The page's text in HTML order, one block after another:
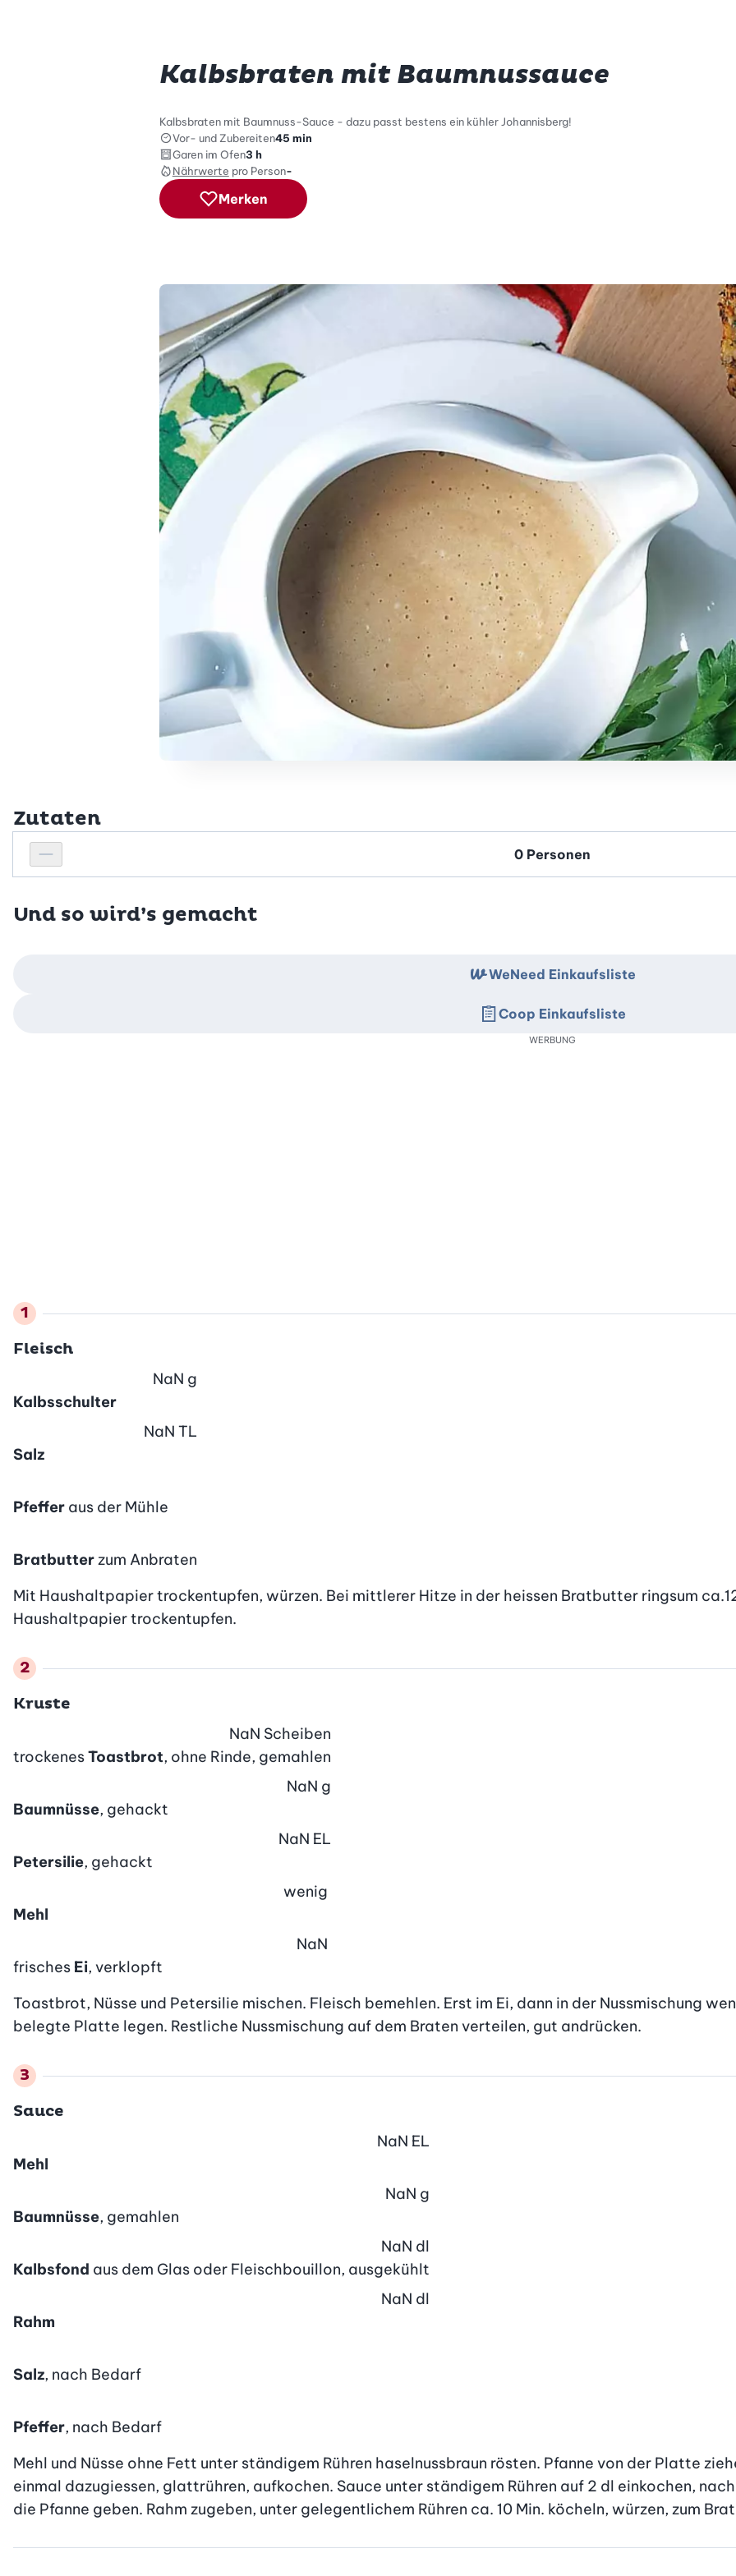
Kalbsbraten mit Baumnussauce
Kalbsbraten mit Baumnuss-Sauce - dazu passt bestens ein kühler Johannisberg!
Vor- und Zubereiten45 min
Garen im Ofen3 h
Nährwerte pro Person-
Merken
Zutaten
Personenanzahl verringern
Personenanzahl
Und so wird’s gemacht
Fleisch
Kalbsschulter
NaN g
Salz
NaN TL
Pfeffer aus der Mühle
Bratbutterzum Anbraten
Mit Haushaltpapier trockentupfen, würzen. Bei mittlerer Hitze in der heissen Bratbutter ringsum
Haushaltpapier trockentupfen.
Kruste
trockenesToastbrot, ohne Rinde, gemahlen
NaN Scheiben
Baumnüsse, gehackt
NaN g
Petersilie, gehackt
NaN EL
Mehl
wenig
frisches Ei, verklopft
NaN
Toastbrot, Nüsse und Petersilie mischen. Fleisch bemehlen. Erst im Ei, dann in der Nussmischung
belegte Platte legen. Restliche Nussmischung auf dem Braten verteilen, gut andrücken.
Sauce
Mehl
NaN EL
Baumnüsse, gemahlen
NaN g
Kalbsfond aus dem Glas oder Fleischbouillon, ausgekühlt
NaN dl
Rahm
NaN dl
Salz, nach Bedarf
Pfeffer, nach Bedarf
Mehl und Nüsse ohne Fett unter ständigem Rühren haselnussbraun rösten. Pfanne von der Platte
einmal dazugiessen, glattrühren, aufkochen. Sauce unter ständigem Rühren auf 2 dl einkochen,
die Pfanne geben. Rahm zugeben, unter gelegentlichem Rühren ca. 10 Min. köcheln, würzen, zum
WeNeed Einkaufsliste
Coop Einkaufsliste
WERBUNG